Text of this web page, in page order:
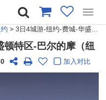
> 3日4城游-纽约-费城-华盛顿特区-巴尔的摩（纽约出发）
特区-巴尔的摩（纽
加入对比